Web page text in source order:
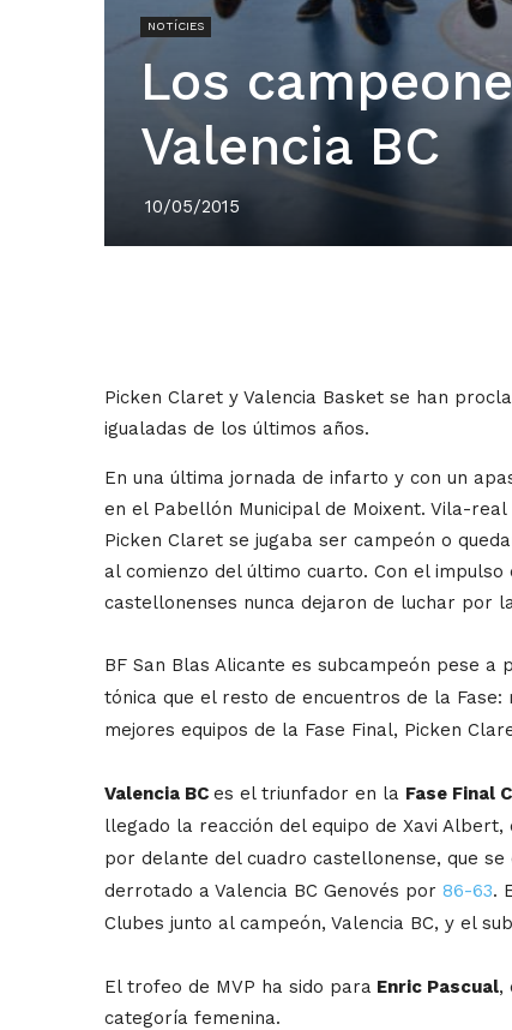
NOTÍCIES
Los
Valencia BC
10/05/2015
Picken Claret y Valencia Basket se han
igualadas de los últimos años.
En una última jornada de infarto y con un
en el Pabellón Municipal de Moixent. Vila-
Picken Claret se jugaba ser campeón o
al comienzo del último cuarto. Con el
castellonenses nunca dejaron de luchar por
BF San Blas Alicante es subcampeón pese a
tónica que el resto de encuentros de la
mejores equipos de la Fase Final, Picken
Valencia BC es el triunfador en la Fase Final
llegado la reacción del equipo de Xavi Albert,
por delante del cuadro castellonense, que se
derrotado a Valencia BC Genovés por 86-63.
Clubes junto al campeón, Valencia BC, y el
El trofeo de MVP ha sido para Enric Pascual,
categoría femenina.